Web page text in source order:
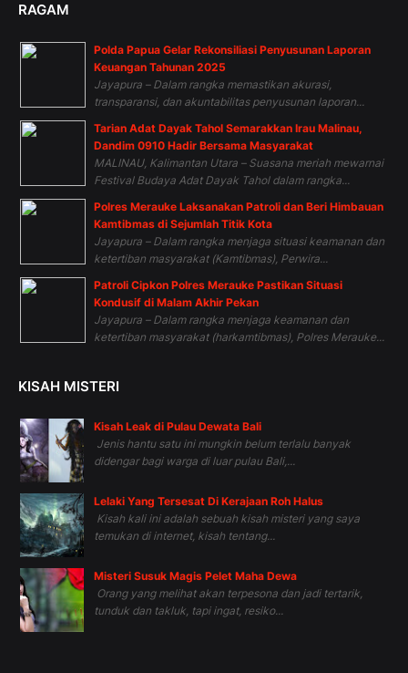
RAGAM
Polda Papua Gelar Rekonsiliasi Penyusunan Laporan
Keuangan Tahunan 2025
Jayapura – Dalam rangka memastikan akurasi,
transparansi, dan akuntabilitas penyusunan laporan...
Tarian Adat Dayak Tahol Semarakkan Irau Malinau,
Dandim 0910 Hadir Bersama Masyarakat
MALINAU, Kalimantan Utara – Suasana meriah mewarnai
Festival Budaya Adat Dayak Tahol dalam rangka...
Polres Merauke Laksanakan Patroli dan Beri Himbauan
Kamtibmas di Sejumlah Titik Kota
Jayapura – Dalam rangka menjaga situasi keamanan dan
ketertiban masyarakat (Kamtibmas), Perwira...
Patroli Cipkon Polres Merauke Pastikan Situasi
Kondusif di Malam Akhir Pekan
Jayapura – Dalam rangka menjaga keamanan dan
ketertiban masyarakat (harkamtibmas), Polres Merauke...
KISAH MISTERI
Kisah Leak di Pulau Dewata Bali
Jenis hantu satu ini mungkin belum terlalu banyak
didengar bagi warga di luar pulau Bali,...
Lelaki Yang Tersesat Di Kerajaan Roh Halus
Kisah kali ini adalah sebuah kisah misteri yang saya
temukan di internet, kisah tentang...
Misteri Susuk Magis Pelet Maha Dewa
Orang yang melihat akan terpesona dan jadi tertarik,
tunduk dan takluk, tapi ingat, resiko...